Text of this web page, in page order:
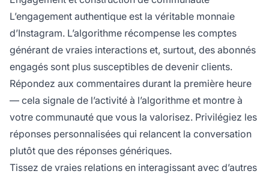
L’engagement authentique est la véritable monnaie
d’Instagram. L’algorithme récompense les comptes
générant de vraies interactions et, surtout, des abonnés
engagés sont plus susceptibles de devenir clients.
Répondez aux commentaires durant la première heure
— cela signale de l’activité à l’algorithme et montre à
votre communauté que vous la valorisez. Privilégiez les
réponses personnalisées qui relancent la conversation
plutôt que des réponses génériques.
Tissez de vraies relations en interagissant avec d’autres